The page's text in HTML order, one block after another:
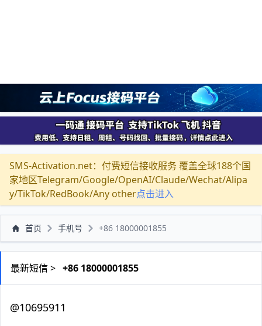
SMS-Activation.net：付费短信接收服务 覆盖全球188个国
家地区Telegram/Google/OpenAI/Claude/Wechat/Alipa
y/TikTok/RedBook/Any other点击进入
首页 手机号 +86 18000001855
最新短信 > +86 18000001855
@10695911